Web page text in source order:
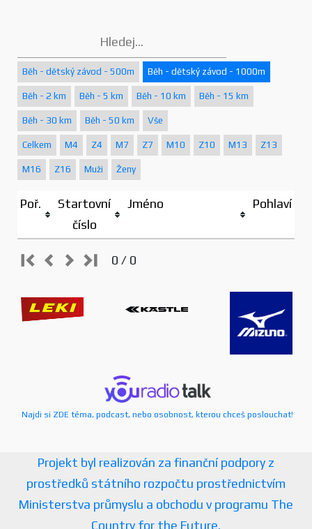
Běh - dětský závod - 500m Běh - dětský závod - 1000m
Běh - 2 km Běh - 5 km Běh - 10 km Běh - 15 km
Běh - 30 km Běh - 50 km Vše
Celkem M4 Z4 M7 Z7 M10 Z10 M13 Z13
M16 Z16 Muži Ženy
Poř.
Startovní
číslo
Jméno Pohlaví
0 / 0
Najdi si ZDE téma, podcast, nebo osobnost, kterou chceš poslouchat!
Projekt byl realizován za finanční podpory z
prostředků státního rozpočtu prostřednictvím
Ministerstva průmyslu a obchodu v programu The
Country for the Future.